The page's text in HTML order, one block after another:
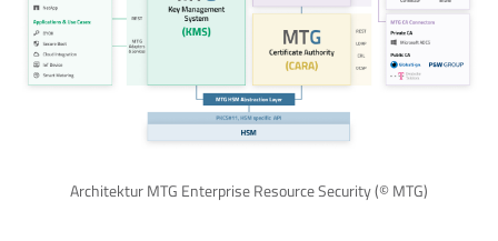
Architektur MTG Enterprise Resource Security (© MTG)